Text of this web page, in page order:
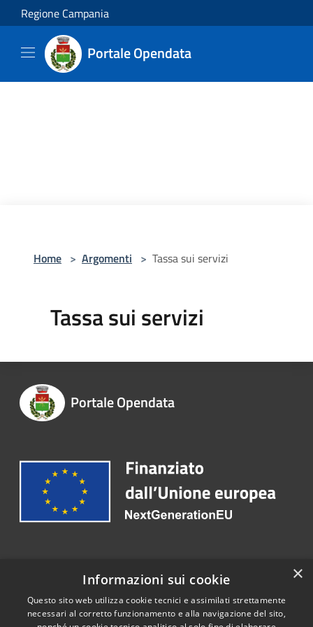
Salta al contenuto principale
Regione Campania
Portale Opendata
Home > Argomenti > Tassa sui servizi
Tassa sui servizi
Portale Opendata
Recapiti e contatti
Email: protocollo@comune.trentoladucenta.ce.it
×
Informazioni sui cookie
Questo sito web utilizza cookie tecnici e assimilati strettamente
necessari al corretto funzionamento e alla navigazione del sito,